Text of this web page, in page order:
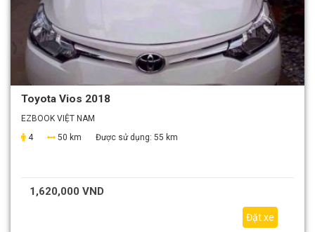
Toyota Vios 2018
EZBOOK VIỆT NAM
4
50 km Được sử dụng: 55 km
1,620,000 VND
Đặt xe